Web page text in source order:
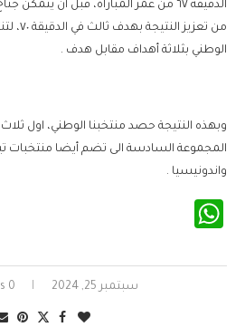
الدقيقة ٦٧ من عمر المباراة، قبل أن
من تعزيز
الوطني بثلاثة أهداف مقابل هدف .
وبهذه النتيجة حصد منتخبنا الوطني، اول
المجموعة السادسة الى تضم أيضا منتخبات
واندونيسيا .
سبتمبر 25, 2024 0 comments